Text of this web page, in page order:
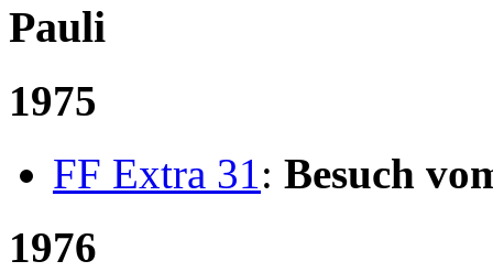
Pauli
1975
FF Extra 31: Besuch
1976